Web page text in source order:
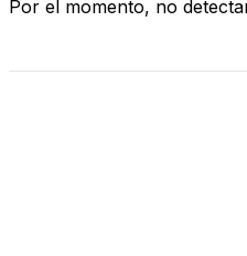
Por el momento, no